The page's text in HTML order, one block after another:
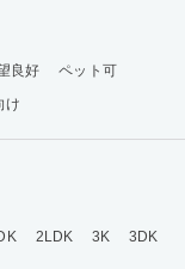
良好
ペット可
け
2LDK 3K
3DK